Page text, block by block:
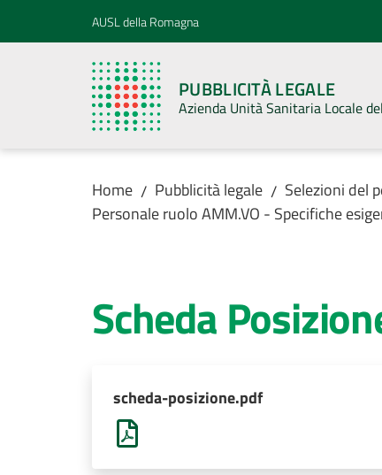
Vai al contenuto
Vai alla navigazioneAUSL della Romagna
PUBBLICITÀ LEGALE
Azienda Unità Sanitaria Locale
Home / Pubblicità legale / Selezioni del
Personale ruolo AMM.VO - Specifiche
Scheda
scheda-posizione.pdf